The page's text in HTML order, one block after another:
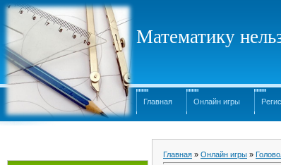
Математику
Главная Онлайн игры
Главная » Онлайн игры »